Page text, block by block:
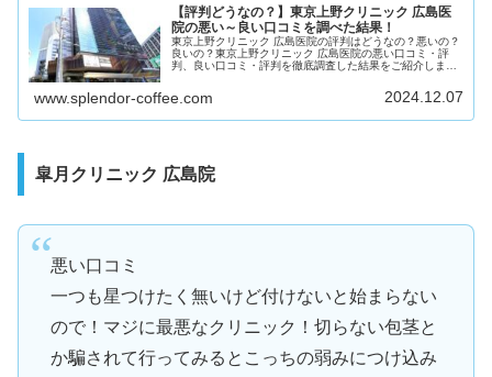
【評判どうなの？】東京上野クリニック 広島医
院の悪い～良い口コミを調べた結果！
東京上野クリニック 広島医院の評判はどうなの？悪いの？
良いの？東京上野クリニック 広島医院の悪い口コミ・評
判、良い口コミ・評判を徹底調査した結果をご紹介しま
www.splendor-coffee.com 2024.12.07
皐月クリニック 広島院
悪い口コミ
一つも星つけたく無いけど付けないと始まらない
ので！マジに最悪なクリニック！切らない包茎と
か騙されて行ってみるとこっちの弱みにつけ込み